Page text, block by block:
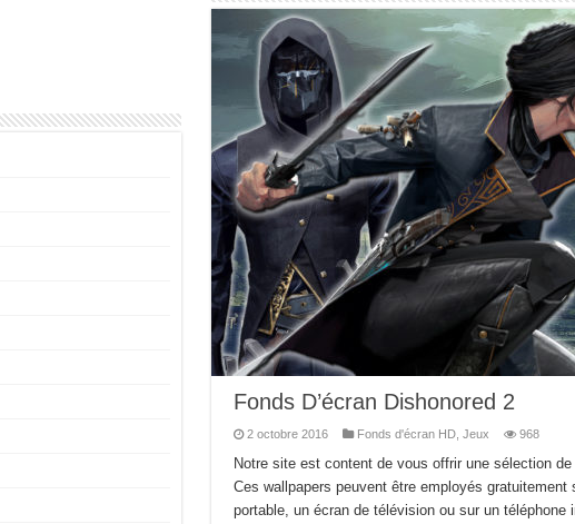
Fonds D’écran Dishonored 2
2 octobre 2016 Fonds d'écran HD, Jeux 968
Notre site est content de vous offrir une sélection
Ces wallpapers peuvent être employés
portable, un écran de télévision ou sur un